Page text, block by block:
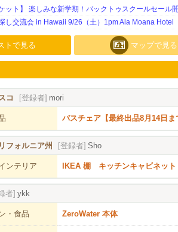
ット】 楽しみな新学期！バックトゥスクールセール
し交流会 in Hawaii 9/26（土）1pm Ala Moana Hotel
トで見る マップで見る
コ [登録者] mori
バスチェア【最終出品8月14日ま
フォルニア州 [登録者] Sho
ンテリア IKEA 棚 キッチンキャビネット
者] ykk
・食品 ZeroWater 本体